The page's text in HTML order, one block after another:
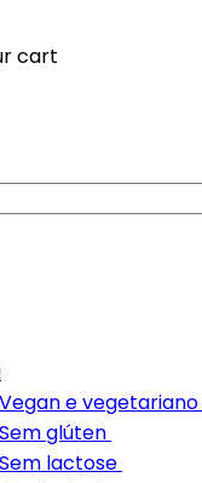
cart
Vegan e vegetariano
Sem glúten
Sem lactose